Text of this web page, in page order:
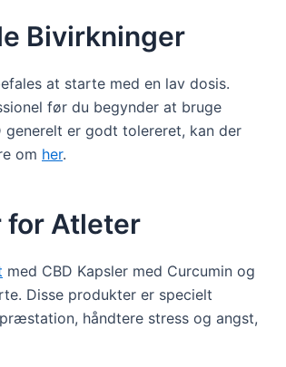
Bivirkninger
at starte med en lav dosis.
før du begynder at bruge
generelt er godt tolereret, kan der
om her.
for Atleter
med CBD Kapsler med Curcumin og
Disse produkter er specielt
håndtere stress og angst,